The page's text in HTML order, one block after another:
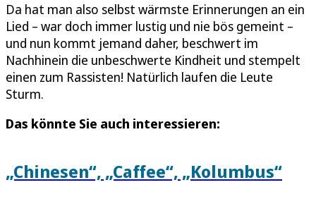
Da hat man also selbst wärmste Erinnerungen an ein
Lied – war doch immer lustig und nie bös gemeint –
und nun kommt jemand daher, beschwert im
Nachhinein die unbeschwerte Kindheit und stempelt
einen zum Rassisten! Natürlich laufen die Leute
Sturm.
Das könnte Sie auch interessieren:
„Chinesen“, „Caffee“, „Kolumbus“